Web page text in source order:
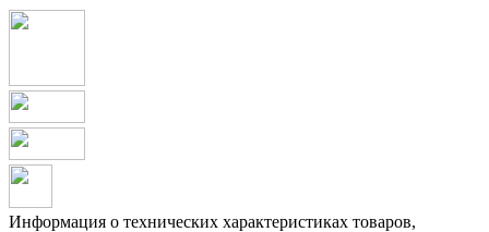
Информация о технических характеристиках товаров,